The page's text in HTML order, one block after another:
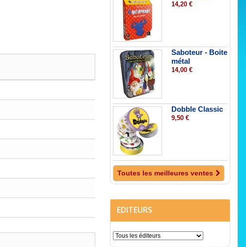
14,20 €
Saboteur - Boite
métal
14,00 €
Dobble Classic
9,50 €
Toutes les meilleures ventes
EDITEURS